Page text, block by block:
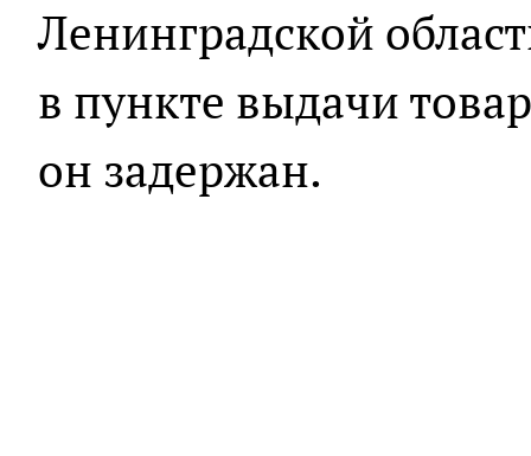
Ленинградской
в пункте выдачи
он задержан.